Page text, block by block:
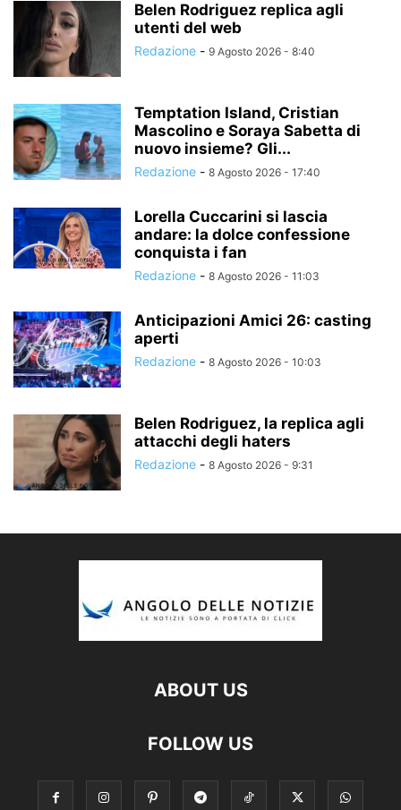
Belen Rodriguez replica agli
utenti del web
Redazione - 9 Agosto 2026 - 8:40
Temptation Island, Cristian
Mascolino e Soraya Sabetta di
nuovo insieme? Gli...
Redazione - 8 Agosto 2026 - 17:40
Lorella Cuccarini si lascia
andare: la dolce confessione
conquista i fan
Redazione - 8 Agosto 2026 - 11:03
Anticipazioni Amici 26: casting
aperti
Redazione - 8 Agosto 2026 - 10:03
Belen Rodriguez, la replica agli
attacchi degli haters
Redazione - 8 Agosto 2026 - 9:31
ABOUT US
FOLLOW US